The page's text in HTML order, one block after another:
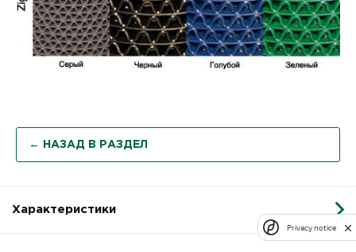
← НАЗАД В РАЗДЕЛ
Характеристики
Privacy notice